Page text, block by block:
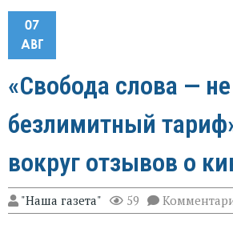
07
АВГ
«Свобода слова — не
безлимитный
вокруг отзывов о
"Наша газета" 59